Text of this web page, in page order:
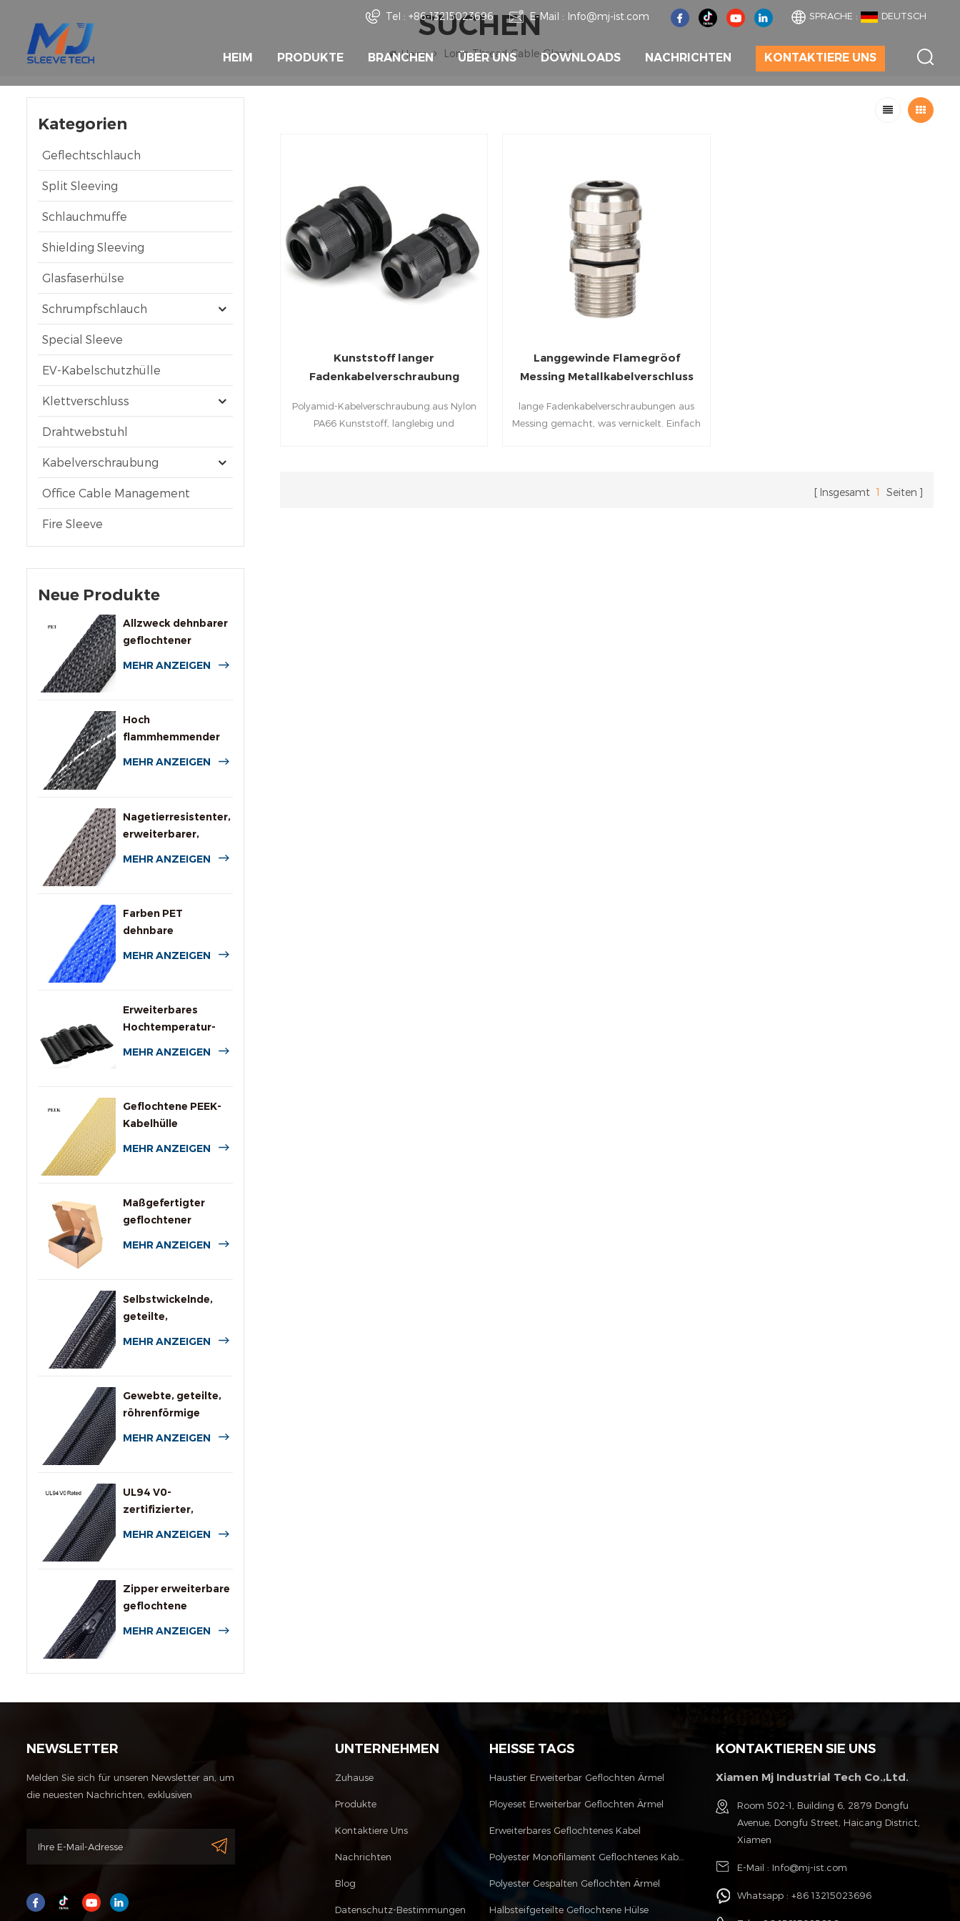
SPRACHE : DEUTSCH
Tel : +86-13215023696 E-Mail : Info@mj-ist.com
HEIM PRODUKTE BRANCHEN ÜBER UNS DOWNLOADS NACHRICHTEN KONTAKTIERE UNS
SUCHEN
Heim Long-Thread-Cable-Gland
Kategorien
Geflechtschlauch
Split Sleeving
Schlauchmuffe
Shielding Sleeving
Glasfaserhülse
Schrumpfschlauch
Special Sleeve
EV-Kabelschutzhülle
Klettverschluss
Drahtwebstuhl
Kabelverschraubung
Office Cable Management
Fire Sleeve
Neue Produkte
Allzweck dehnbarer
geflochtener
MEHR ANZEIGEN
Hoch
flammhemmender
MEHR ANZEIGEN
Nagetierresistenter,
erweiterbarer,
MEHR ANZEIGEN
Farben PET
dehnbare
MEHR ANZEIGEN
Erweiterbares
Hochtemperatur-
MEHR ANZEIGEN
Geflochtene PEEK-
Kabelhülle
MEHR ANZEIGEN
Maßgefertigter
geflochtener
MEHR ANZEIGEN
Selbstwickelnde,
geteilte,
MEHR ANZEIGEN
Gewebte, geteilte,
röhrenförmige
MEHR ANZEIGEN
UL94 V0-
zertifizierter,
MEHR ANZEIGEN
Zipper erweiterbare
geflochtene
MEHR ANZEIGEN
Kunststoff langer
Fadenkabelverschraubung
Polyamid-Kabelverschraubung.aus Nylon
PA66 Kunststoff, langlebig und
Langgewinde Flamegröof
Messing Metallkabelverschluss
lange Fadenkabelverschraubungen aus
Messing gemacht, was vernickelt. Einfach
Insgesamt 1 Seiten
NEWSLETTER
Melden Sie sich für unseren Newsletter an, um
die neuesten Nachrichten, exklusiven
UNTERNEHMEN
Zuhause
Produkte
Kontaktiere Uns
Nachrichten
Blog
Datenschutz-Bestimmungen
HEISSE TAGS
Haustier Erweiterbar Geflochten Ärmel
Ployeset Erweiterbar Geflochten Ärmel
Erweiterbares Geflochtenes Kabel
Polyester Monofilament Geflochtenes Kabel Hülse
Polyester Gespalten Geflochten Ärmel
Halbsteifgeteilte Geflochtene Hülse
KONTAKTIEREN SIE UNS
Xiamen Mj Industrial Tech Co.,Ltd.
Room 502-1, Building 6, 2879 Dongfu
Avenue, Dongfu Street, Haicang District,
Xiamen
E-Mail : Info@mj-ist.com
Whatsapp :+86 13215023696